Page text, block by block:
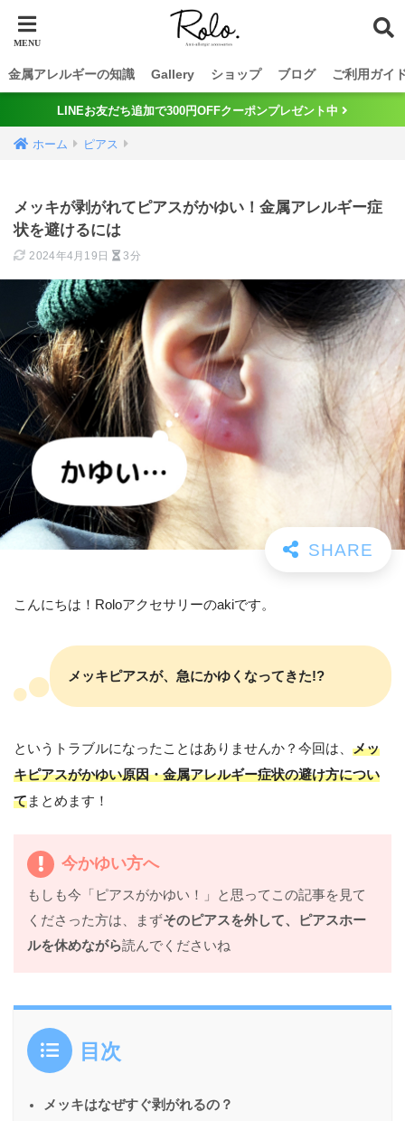
金属アレルギーの知識 Gallery ショップ ブログ ご利用ガイ
LINEお友だち追加で300円OFFクーポンプレゼント中
ホーム ピアス
メッキが剥がれてピアスがかゆい！金属アレルギー症
状を避けるには
2024年4月19日 3分
こんにちは！Roloアクセサリーのakiです。
メッキピアスが、急にかゆくなってきた!?
というトラブルになったことはありませんか？今回は、 メッ
キピアスがかゆい原因・金属アレルギー症状の避け方につい
てまとめます！
今かゆい方へ
もしも今「ピアスがかゆい！」と思ってこの記事を見て
くださった方は、まずそのピアスを外して、ピアスホー
ルを休めながら読んでくださいね
目次
メッキはなぜすぐ剥がれるの？